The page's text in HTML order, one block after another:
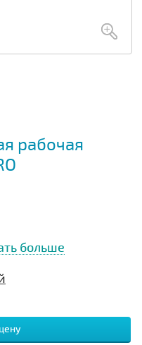
рабочая
больше